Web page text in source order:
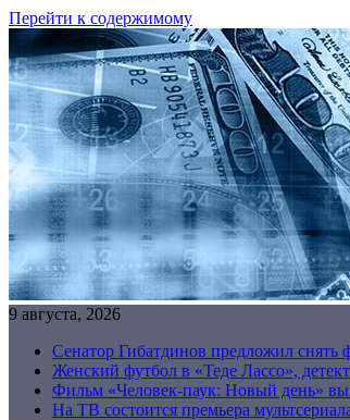
Перейти к содержимому
9 августа, 2026
Сенатор Гибатдинов предложил снять
Женский футбол в «Теде Лассо»,
Фильм «Человек-паук: Новый день»
На ТВ состоится премьера